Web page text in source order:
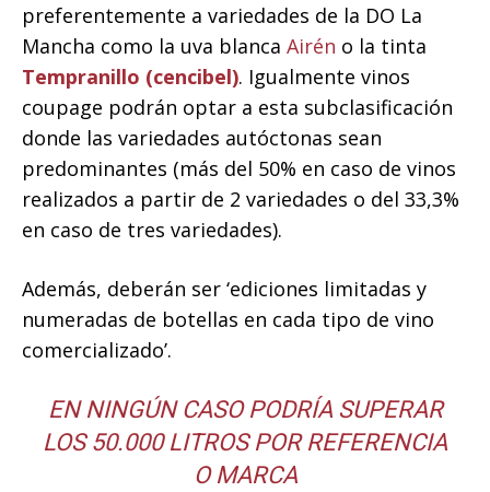
preferentemente a variedades de la DO La
Mancha como la uva blanca Airén o la tinta
Tempranillo (cencibel). Igualmente vinos
coupage podrán optar a esta subclasificación
donde las variedades autóctonas sean
predominantes (más del 50% en caso de vinos
realizados a partir de 2 variedades o del 33,3%
en caso de tres variedades).
Además, deberán ser ‘ediciones limitadas y
numeradas de botellas en cada tipo de vino
comercializado’.
EN NINGÚN CASO PODRÍA SUPERAR
LOS 50.000 LITROS POR REFERENCIA
O MARCA